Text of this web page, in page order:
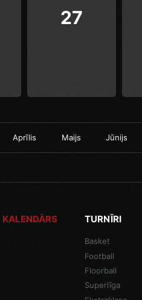
27
Aprīlis Maijs Jūnijs
KALENDĀRS TURNĪRI
Basket
Football
Floorball
Superlīga